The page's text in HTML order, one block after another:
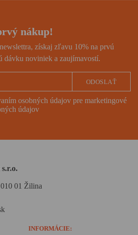
nákup!
získaj zľavu 10% na prvú
dávku noviniek a zaujímavostí.
osobných údajov pre marketingové
údajov
ODOSLAŤ
01 Žilina
INFORMÁCIE: